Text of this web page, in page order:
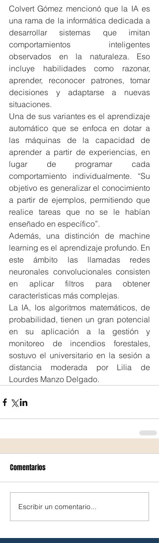
Colvert Gómez mencionó que la IA es
una rama de la informática dedicada a
desarrollar sistemas que imitan
comportamientos inteligentes
observados en la naturaleza. Eso
incluye habilidades como razonar,
aprender, reconocer patrones, tomar
decisiones y adaptarse a nuevas
situaciones.
Una de sus variantes es el aprendizaje
automático que se enfoca en dotar a
las máquinas de la capacidad de
aprender a partir de experiencias, en
lugar de programar cada
comportamiento individualmente. “Su
objetivo es generalizar el conocimiento
a partir de ejemplos, permitiendo que
realice tareas que no se le habían
enseñado en específico”.
Además, una distinción de machine
learning es el aprendizaje profundo. En
este ámbito las llamadas redes
neuronales convolucionales consisten
en aplicar filtros para obtener
características más complejas.
La IA, los algoritmos matemáticos, de
probabilidad, tienen un gran potencial
en su aplicación a la gestión y
monitoreo de incendios forestales,
sostuvo el universitario en la sesión a
distancia moderada por Lilia de
Lourdes Manzo Delgado.
Comentarios
Escribir un comentario...